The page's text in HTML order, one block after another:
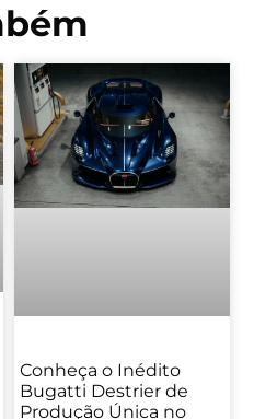
Conheça o Inédito
Bugatti Destrier de
Produção Única no